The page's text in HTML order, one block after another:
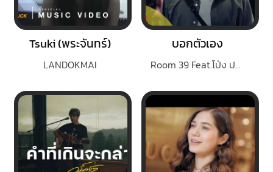
Tsuki (พระจันทร์)
LANDOKMAI
บอกตัวเอง
Room 39 Feat.โป่ง ปฐมพงศ์